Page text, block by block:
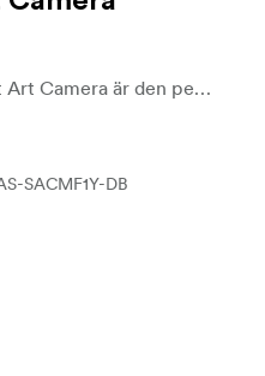
The YASHICA MF-1 Snapshot Art Camera är den perfekta startpunkten för alla som är nyfikna på analog fotografering. Den är prisvärd, lättanvänd och full av charm och erbjuder ett utmärkt sätt att utforska filmens värld utan att det kostar skjortan. Oavsett om du precis har börjat eller bara letar efter en rolig kamera utan krångel att bära med dig, gör MF-1 filmfotografering uppfriskande tillgängligt. Finns i sex olika färger.
SACMF1Y-DB